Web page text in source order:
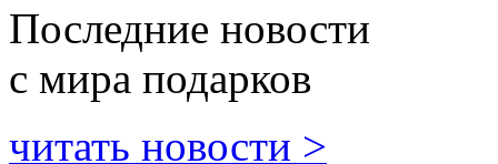
Последние новости
с мира подарков
читать новости >